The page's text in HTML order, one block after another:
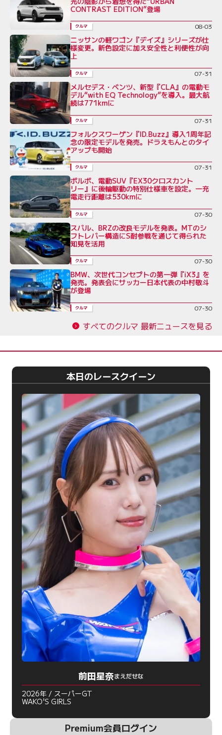
CONTRAST EDITION”登場
クルマ 08-03
ニッサンの軽ワゴン『デイズ』シリーズが仕
様変更。新色設定に加え安全性と利便性が向
上
クルマ 07-31
メルセデス・ベンツ、新型『CLA』の電動モ
デル“with EQ Technology”を導入。最大航
続は771kmに
クルマ 07-31
フォルクスワーゲン『ID.Buzz』導入1周年記
念の限定モデルを発売。ドラえもんとのタイ
アップも開始
クルマ 07-31
ボルボ、電動SUV『EX30クロスカント
リー』に後輪駆動の特別仕様車を設定。一充
電走行距離は530kmに
クルマ 07-30
スバル、BRZの改良モデルを発表。MTのシ
フトレバー構造にS耐参戦を通じて得られた
知見を活用
クルマ 07-30
BMW、次世代コンセプトの第一弾『iX3』を
発売。発表会にサッカー日本代表の中村敬斗
が登場
クルマ 07-30
すべてのクルマ 最新ニュースを見る
本日のレースクイーン
前田星奈まえだせな
2026年 / スーパーGT
WAKO'S GIRLS
Premium会員ログイン